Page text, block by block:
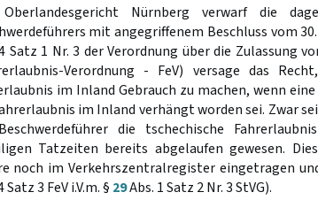
Nürnberg verwarf die
mit angegriffenem Beschluss vom
Satz 1 Nr. 3 der Verordnung über die Zulassung
Verordnung - FeV) versage das
im Inland Gebrauch zu machen, wenn
im Inland verhängt worden sei. Zwar
die tschechische
Tatzeiten bereits abgelaufen gewesen.
noch im Verkehrszentralregister eingetragen
Satz 3 FeV i.V.m. § 29Abs. 1 Satz 2 Nr. 3 StVG).